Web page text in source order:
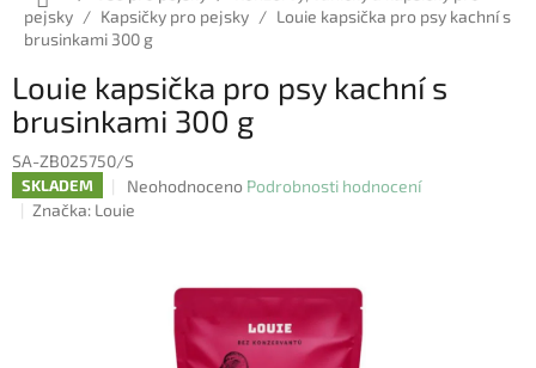
pejsky / Kapsičky pro pejsky / Louie kapsička pro psy kachní s
brusinkami 300 g
Louie kapsička pro psy kachní s
brusinkami 300 g
SA-ZB025750/S
SKLADEM
Průměrné
hodnocení
hvězdiček.
Neohodnoceno Podrobnosti hodnocení
Značka: Louie